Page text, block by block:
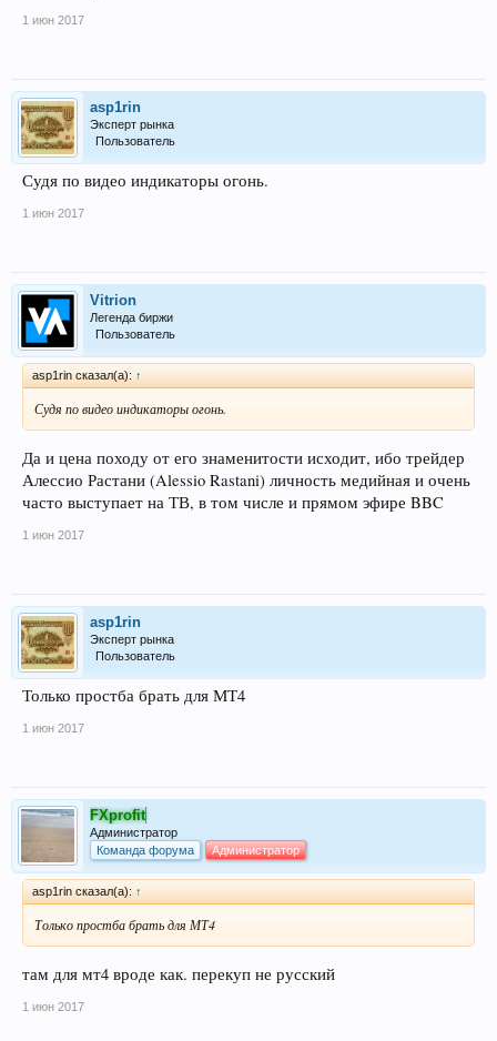
1 июн 2017
asp1rin
Эксперт рынка
Пользователь
Судя по видео индикаторы огонь.
1 июн 2017
Vitrion
Легенда биржи
Пользователь
asp1rin сказал(а): ↑
Судя по видео индикаторы огонь.
Да и цена походу от его знаменитости исходит, ибо трейдер
Алессио Растани (Alessio Rastani) личность медийная и очень
часто выступает на ТВ, в том числе и прямом эфире BBC
1 июн 2017
asp1rin
Эксперт рынка
Пользователь
Только простба брать для МТ4
1 июн 2017
FXprofit
Администратор
Команда форума
Администратор
asp1rin сказал(а): ↑
Только простба брать для МТ4
там для мт4 вроде как. перекуп не русский
1 июн 2017